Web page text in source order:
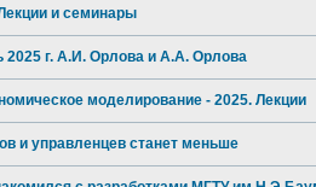
и семинары
2025 г. А.И. Орлова и А.А. Орлова
моделирование - 2025. Лекции
и управленцев станет меньше